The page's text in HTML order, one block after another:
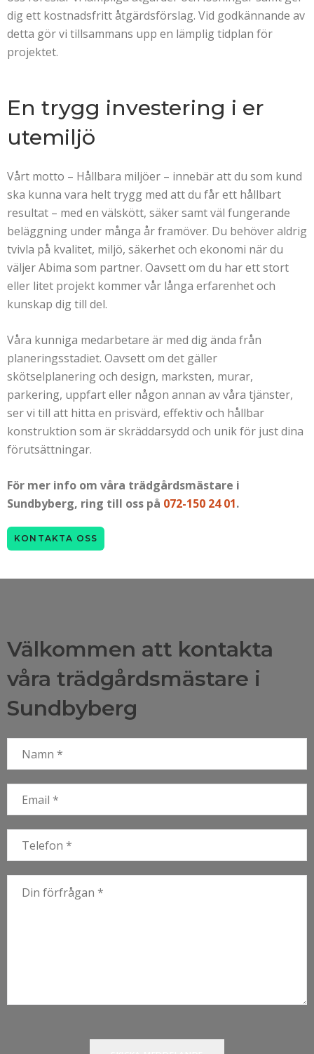
dig ett kostnadsfritt åtgärdsförslag. Vid godkännande av
detta gör vi tillsammans upp en lämplig tidplan för
projektet.
En trygg investering i er
utemiljö
Vårt motto – Hållbara miljöer – innebär att du som kund
ska kunna vara helt trygg med att du får ett hållbart
resultat – med en välskött, säker samt väl fungerande
beläggning under många år framöver. Du behöver aldrig
tvivla på kvalitet, miljö, säkerhet och ekonomi när du
väljer Abima som partner. Oavsett om du har ett stort
eller litet projekt kommer vår långa erfarenhet och
kunskap dig till del.
Våra kunniga medarbetare är med dig ända från
planeringsstadiet. Oavsett om det gäller
skötselplanering och design, marksten, murar,
parkering, uppfart eller någon annan av våra tjänster,
ser vi till att hitta en prisvärd, effektiv och hållbar
konstruktion som är skräddarsydd och unik för just dina
förutsättningar.
För mer info om våra trädgårdsmästare i
Sundbyberg, ring till oss på 072-150 24 01.
KONTAKTA OSS
Välkommen att kontakta
våra trädgårdsmästare i
Sundbyberg